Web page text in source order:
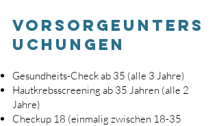
Vorsorgeunters
uchungen
Gesundheits-Check ab 35 (alle 3 Jahre)
Hautkrebsscreening ab 35 Jahren (alle 2
Jahre)
Checkup 18 (einmalig zwischen 18-35